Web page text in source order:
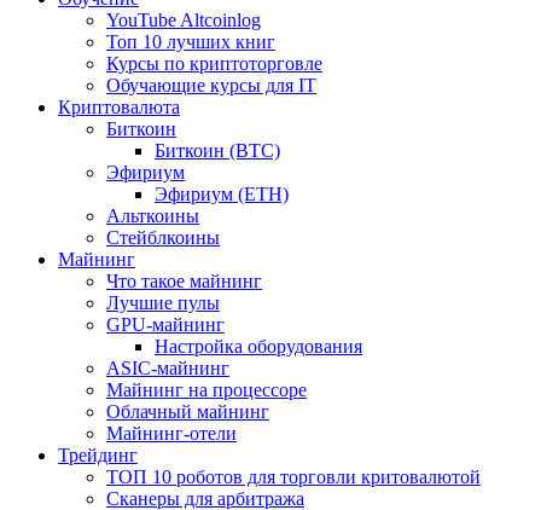
YouTube Altcoinlog
Топ 10 лучших книг
Курсы по криптоторговле
Обучающие курсы для IT
Криптовалюта
Биткоин
Биткоин (BTC)
Эфириум
Эфириум (ETH)
Альткоины
Стейблкоины
Майнинг
Что такое майнинг
Лучшие пулы
GPU-майнинг
Настройка оборудования
ASIC-майнинг
Майнинг на процессоре
Облачный майнинг
Майнинг-отели
Трейдинг
ТОП 10 роботов для торговли критовалютой
Сканеры для арбитража